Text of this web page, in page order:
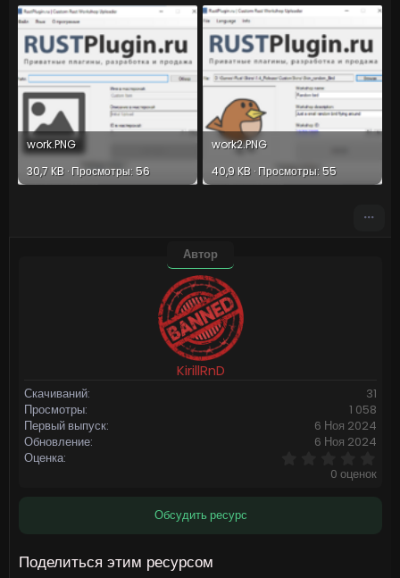
work.PNG
30,7 KB · Просмотры: 56
work2.PNG
40,9 KB · Просмотры: 55
Автор
KirillRnD
Скачиваний
31
Просмотры
1 058
Первый выпуск
6 Ноя 2024
Обновление
6 Ноя 2024
Оценка
,
0 оценок
Обсудить ресурс
Поделиться этим ресурсом